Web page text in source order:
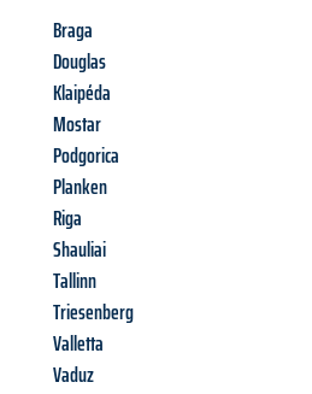
Braga
Douglas
Klaipéda
Mostar
Podgorica
Planken
Riga
Shauliai
Tallinn
Triesenberg
Valletta
Vaduz